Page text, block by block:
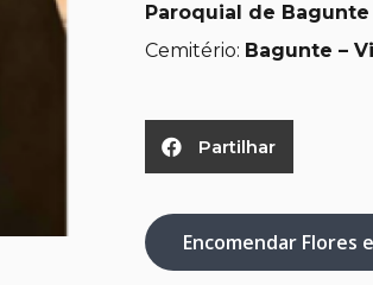
Paroquial de
Cemitério: Bagunte –
Partilhar
Encomendar Flores